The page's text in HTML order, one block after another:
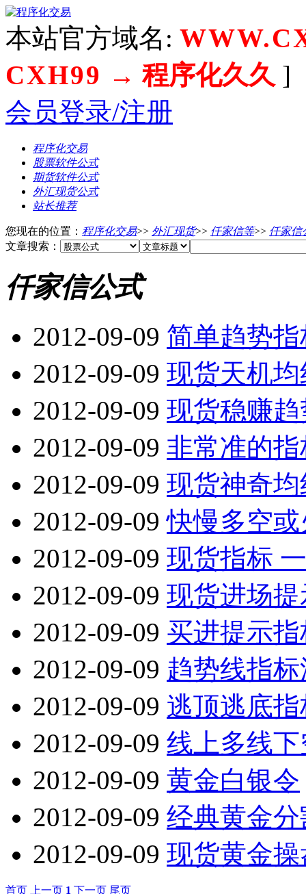
本站官方域名:
CXH99 → 程序化久久 ]
会员登录/注册
程序化交易
股票软件公式
期货软件公式
外汇现货公式
站长推荐
您现在的位置： 程序化交易>> 外汇现货>> 仟家信等>> 仟家信
文章搜索：
仟家信公式
2012-09-09 简单趋势
2012-09-09 现货天机
2012-09-09 现货稳赚
2012-09-09 非常准的
2012-09-09 现货神奇
2012-09-09 快慢多空
2012-09-09 现货指标
2012-09-09 现货进场
2012-09-09 买进提示
2012-09-09 趋势线指
2012-09-09 逃顶逃底
2012-09-09 线上多线
2012-09-09 黄金白银令
2012-09-09 经典黄金
2012-09-09 现货黄金
首页 上一页 1 下一页 尾页